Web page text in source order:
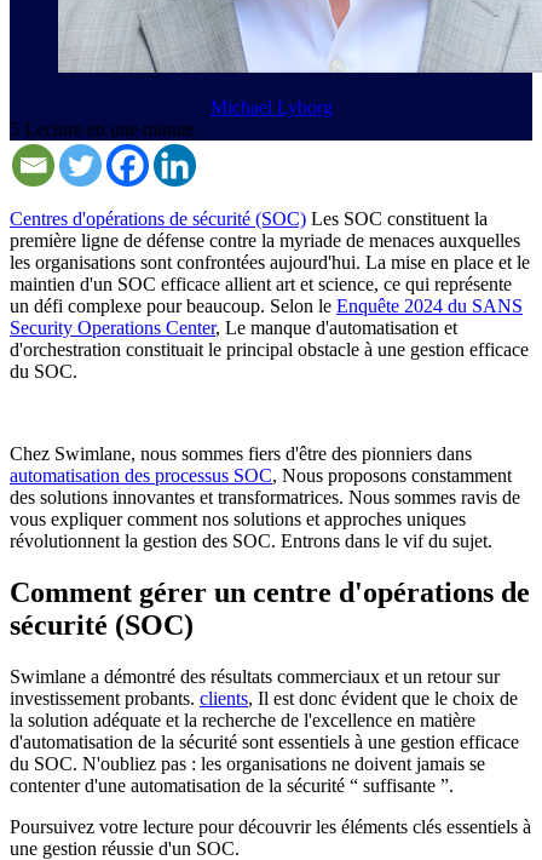
Michael Lyborg
5 Lecture en une minute
Centres d'opérations de sécurité (SOC) Les SOC constituent la
première ligne de défense contre la myriade de menaces auxquelles
les organisations sont confrontées aujourd'hui. La mise en place et le
maintien d'un SOC efficace allient art et science, ce qui représente
un défi complexe pour beaucoup. Selon le Enquête 2024 du SANS
Security Operations Center, Le manque d'automatisation et
d'orchestration constituait le principal obstacle à une gestion efficace
du SOC.
Chez Swimlane, nous sommes fiers d'être des pionniers dans
automatisation des processus SOC, Nous proposons constamment
des solutions innovantes et transformatrices. Nous sommes ravis de
vous expliquer comment nos solutions et approches uniques
révolutionnent la gestion des SOC. Entrons dans le vif du sujet.
Comment gérer un centre d'opérations de
sécurité (SOC)
Swimlane a démontré des résultats commerciaux et un retour sur
investissement probants. clients, Il est donc évident que le choix de
la solution adéquate et la recherche de l'excellence en matière
d'automatisation de la sécurité sont essentiels à une gestion efficace
du SOC. N'oubliez pas : les organisations ne doivent jamais se
contenter d'une automatisation de la sécurité “ suffisante ”.
Poursuivez votre lecture pour découvrir les éléments clés essentiels à
une gestion réussie d'un SOC.